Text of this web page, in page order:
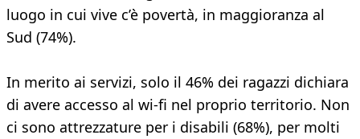
luogo in cui vive c’è povertà, in maggioranza al
Sud (74%).
In merito ai servizi, solo il 46% dei ragazzi dichiara
di avere accesso al wi-fi nel proprio territorio. Non
ci sono attrezzature per i disabili (68%), per molti